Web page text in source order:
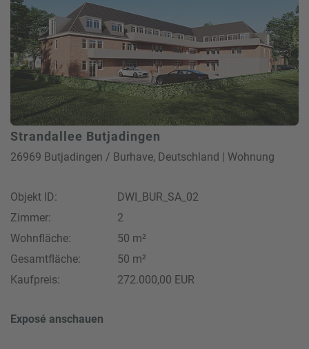
Strandallee Butjadingen
26969 Butjadingen / Burhave, Deutschland | Wohnung
Objekt ID:
DWI_BUR_SA_02
Zimmer:
2
Wohnfläche:
50 m²
Gesamtfläche:
50 m²
Kaufpreis:
272.000,00 EUR
Exposé anschauen